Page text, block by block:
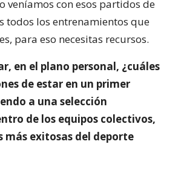
veníamos con esos partidos de
todos los entrenamientos que
para eso necesitas recursos.
en el plano personal, ¿cuáles
de estar en un primer
a una selección
de los equipos colectivos,
más exitosas del deporte